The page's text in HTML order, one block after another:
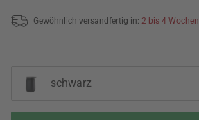
Gewöhnlich versandfertig in: 2 bis 4 Wochen
schwarz